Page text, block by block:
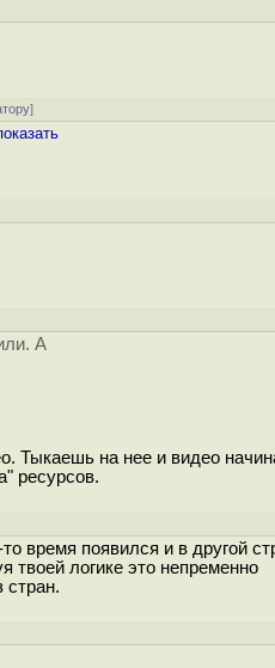
]
А
Тыкаешь на нее и видео
ресурсов.
время появился и в другой
твоей логике это непременно
стран.